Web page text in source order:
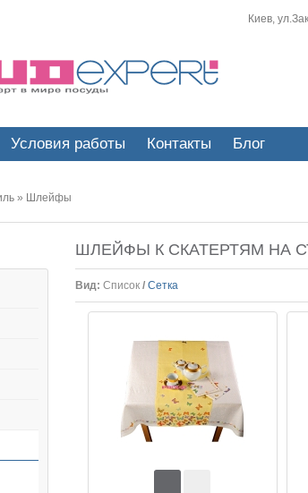
Киев,
Условия работы Контакты Блог
» Шлейфы
ШЛЕЙФЫ К СКАТЕРТЯМ НА
Вид: Список / Сетка